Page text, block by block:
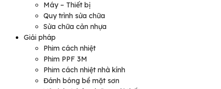
Máy – Thiết bị
Quy trình sửa chữa
Sửa chữa cản nhựa
Giải pháp
Phim cách nhiệt
Phim PPF 3M
Phim cách nhiệt nhà kính
Đánh bóng bề mặt sơn